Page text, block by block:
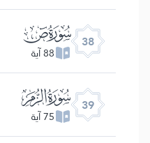
38 ﯓ
88 آية
39 ﯔ
75 آية